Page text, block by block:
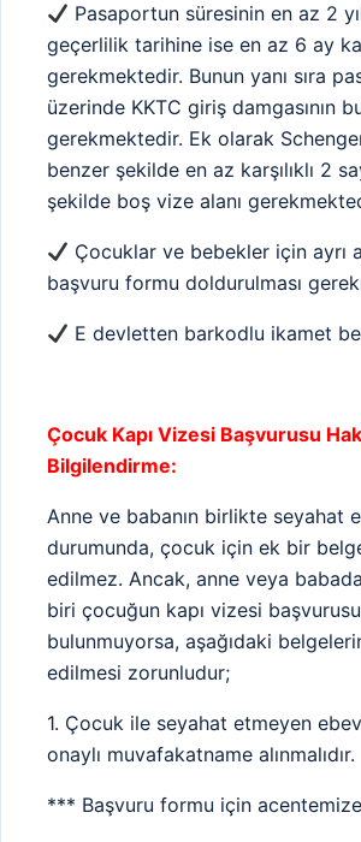
Pasaportun süresinin en az 2
geçerlilik tarihine ise en az 6 ay
gerekmektedir. Bunun yanı sıra
üzerinde KKTC giriş damgasının
gerekmektedir. Ek olarak
benzer şekilde en az karşılıklı 2
şekilde boş vize alanı
Çocuklar ve bebekler için ayrı
başvuru formu doldurulması
E devletten barkodlu ikamet
Çocuk Kapı Vizesi Başvurusu
Bilgilendirme:
Anne ve babanın birlikte seyahat
durumunda, çocuk için ek bir
edilmez. Ancak, anne veya
biri çocuğun kapı vizesi
bulunmuyorsa, aşağıdaki
edilmesi zorunludur;
1. Çocuk ile seyahat etmeyen
onaylı muvafakatname alınmalıdır.
*** Başvuru formu için